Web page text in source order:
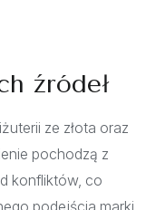
źródeł
ze złota oraz
pochodzą z
konfliktów, co
podejścia marki